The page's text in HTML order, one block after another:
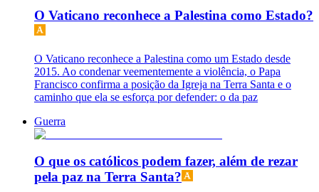
O Vaticano reconhece a Palestina como Estado?
O Vaticano reconhece a Palestina como um Estado desde
2015. Ao condenar veementemente a violência, o Papa
Francisco confirma a posição da Igreja na Terra Santa e o
caminho que ela se esforça por defender: o da paz
Guerra
O que os católicos podem fazer, além de rezar
pela paz na Terra Santa?